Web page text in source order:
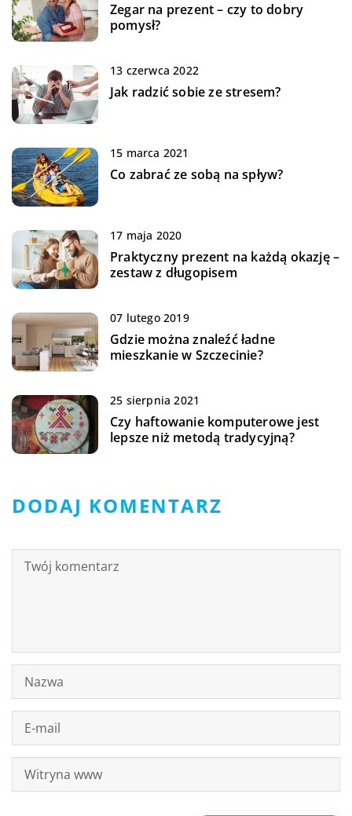
Zegar na prezent – czy to dobry
pomysł?
13 czerwca 2022
Jak radzić sobie ze stresem?
15 marca 2021
Co zabrać ze sobą na spływ?
17 maja 2020
Praktyczny prezent na każdą okazję –
zestaw z długopisem
07 lutego 2019
Gdzie można znaleźć ładne
mieszkanie w Szczecinie?
25 sierpnia 2021
Czy haftowanie komputerowe jest
lepsze niż metodą tradycyjną?
DODAJ KOMENTARZ